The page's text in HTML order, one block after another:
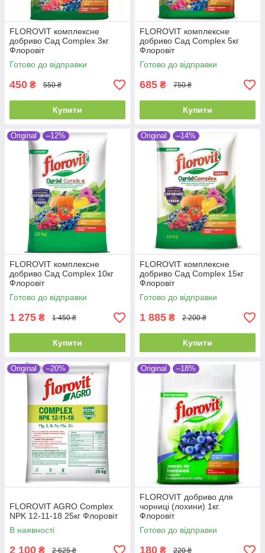
FLOROVIT комплексне
добриво Сад Complex 3кг
Флоровіт
Готово до відправки
450 ₴ 550 ₴
Купити
FLOROVIT комплексне
добриво Сад Complex 5кг
Флоровіт
Готово до відправки
685 ₴ 750 ₴
Купити
Original –12%
FLOROVIT комплексне
добриво Сад Complex 10кг
Флоровіт
Готово до відправки
1 275 ₴ 1 450 ₴
Купити
Original –14%
FLOROVIT комплексне
добриво Сад Complex 15кг
Флоровіт
Готово до відправки
1 885 ₴ 2 200 ₴
Купити
Original –20%
FLOROVIT AGRO Complex
NPK 12-11-18 25кг Флоровіт
В наявності
2 100 ₴ 2 625 ₴
Original –18%
FLOROVIT добриво для
чорниці (лохини) 1кг.
Флоровіт
Готово до відправки
180 ₴ 220 ₴